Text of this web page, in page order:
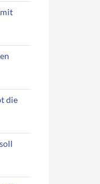
die